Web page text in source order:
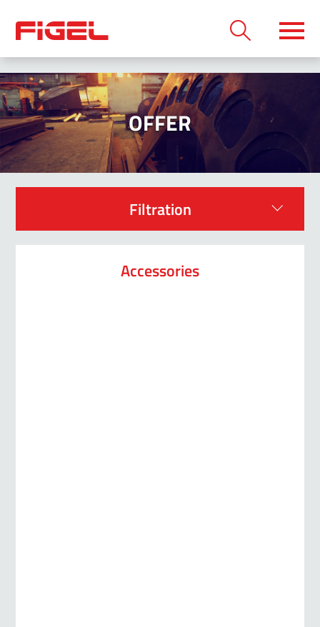
OFFER
Filtration
Accessories